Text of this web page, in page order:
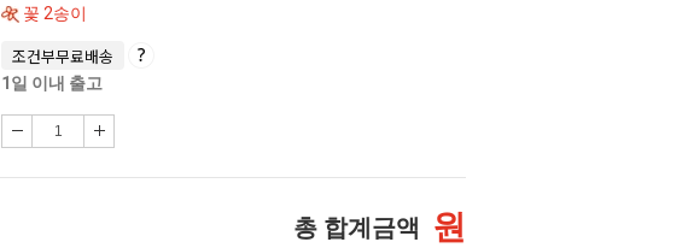
꽃 2송이
조건부무료배송
1일 이내 출고
총 합계금액 원